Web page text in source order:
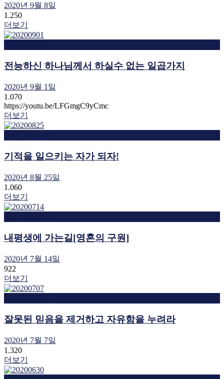
2020년 9월 8일
1.250
더보기
전능하신 하나님께서 하실수 없는 일곱가지
2020년 9월 1일
1.070
https://youtu.be/LFGmgC9yCmc
더보기
기적을 일으키는 자가 되자!
2020년 8월 25일
1.060
더보기
내평생에 가는길[영혼의 구원]
2020년 7월 14일
922
더보기
잘못된 믿음을 제거하고 자유함을 누려라
2020년 7월 7일
1.320
더보기